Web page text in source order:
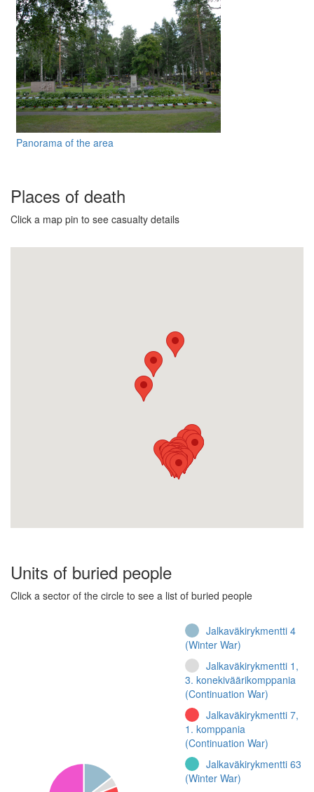
Panorama of the area
Places of death
Click a map pin to see casualty details
Units of buried people
Click a sector of the circle to see a list of buried people
Jalkaväkirykmentti 4
(Winter War)
Jalkaväkirykmentti 1,
3. konekiväärikomppania
(Continuation War)
Jalkaväkirykmentti 7,
1. komppania
(Continuation War)
Jalkaväkirykmentti 63
(Winter War)